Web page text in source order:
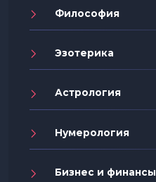
Философия
Эзотерика
Астрология
Нумерология
Бизнес и финансы